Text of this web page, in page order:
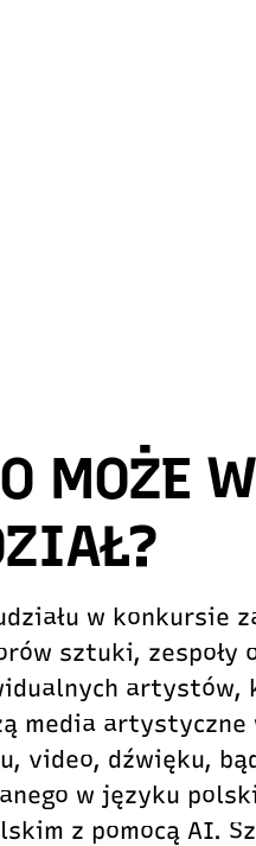
MOŻE
w konkursie
sztuki, zespoły
artystów,
media artystyczne
video, dźwięku,
w języku
z pomocą AI.